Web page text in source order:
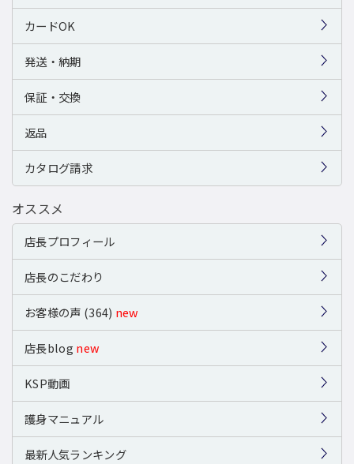
カードOK
発送・納期
保証・交換
返品
カタログ請求
オススメ
店長プロフィール
店長のこだわり
お客様の声 (364) new
店長blog new
KSP動画
護身マニュアル
最新人気ランキング